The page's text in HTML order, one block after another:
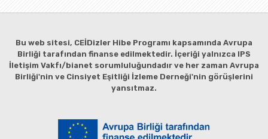
Bu web sitesi, CEİDizler Hibe Programı kapsamında Avrupa
Birliği tarafından finanse edilmektedir. İçeriği yalnızca IPS
İletişim Vakfı/bianet sorumluluğundadır ve her zaman Avrupa
Birliği'nin ve Cinsiyet Eşitliği İzleme Derneği'nin görüşlerini
yansıtmaz.